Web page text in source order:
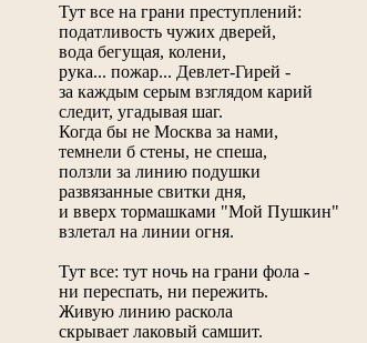
Тут все на грани преступлений:
податливость чужих дверей,
вода бегущая, колени,
рука... пожар... Девлет-Гирей -
за каждым серым взглядом карий
следит, угадывая шаг.
Когда бы не Москва за нами,
темнели б стены, не спеша,
ползли за линию подушки
развязанные свитки дня,
и вверх тормашками "Мой Пушкин"
взлетал на линии огня.
Тут все: тут ночь на грани фола -
ни переспать, ни пережить.
Живую линию раскола
скрывает лаковый самшит.